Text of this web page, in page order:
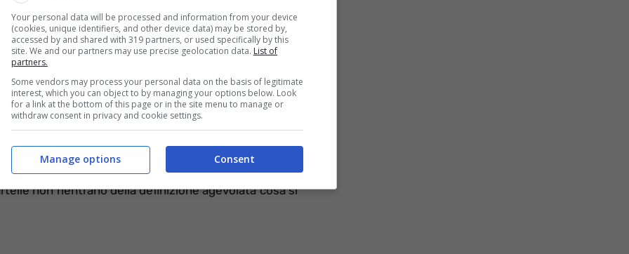
fiscale ma non per tutte le cartelle. La cosiddetta
presenti nei singoli carichi affidati alle Agenzie di
2022. Chi ha cartelle che non rientrano in questo
sconti o annullamenti.
al portale dell’Agenzia delle Entrate ed entrare
sarà possibile richiedere il prospetto informativo
da corrispondere originario e quello con la
non rientrano della definizione agevolata cosa si
Your personal data will be processed and information from your device
(cookies, unique identifiers, and other device data) may be stored by,
accessed by and shared with 319 partners, or used specifically by this
site. We and our partners may use precise geolocation data. List of
partners.
Some vendors may process your personal data on the basis of legitimate
interest, which you can object to by managing your options below. Look
for a link at the bottom of this page or in the site menu to manage or
withdraw consent in privacy and cookie settings.
Consent
Manage options